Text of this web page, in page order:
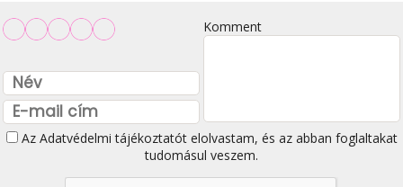
Komment
Az Adatvédelmi tájékoztatótelolvastam, és az abban foglaltakat
tudomásul veszem.